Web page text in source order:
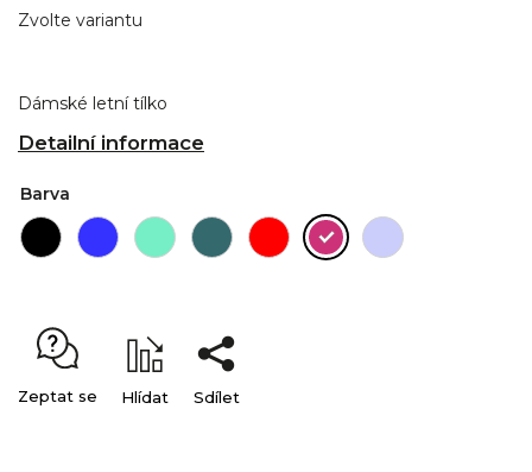
Zvolte variantu
Dámské letní tílko
Detailní informace
Barva
Zeptat se Hlídat Sdílet